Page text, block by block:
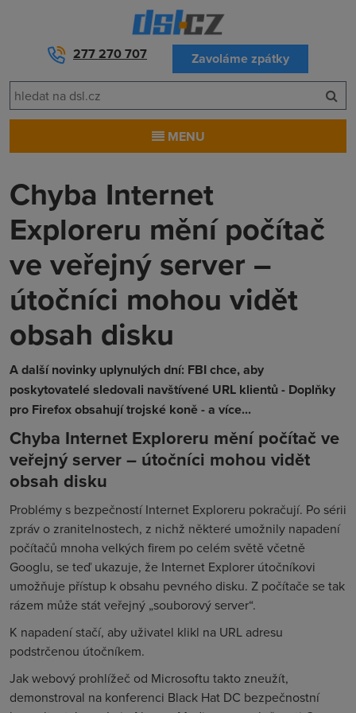
277 270 707 Zavoláme zpátky
MENU
Chyba Internet
Exploreru mění počítač
ve veřejný server –
útočníci mohou vidět
obsah disku
A další novinky uplynulých dní: FBI chce, aby
poskytovatelé sledovali navštívené URL klientů - Doplňky
pro Firefox obsahují trojské koně - a více...
Chyba Internet Exploreru mění počítač ve
veřejný server – útočníci mohou vidět
obsah disku
Problémy s bezpečností Internet Exploreru pokračují. Po sérii
zpráv o zranitelnostech, z nichž některé umožnily napadení
počítačů mnoha velkých firem po celém světě včetně
Googlu, se teď ukazuje, že Internet Explorer útočníkovi
umožňuje přístup k obsahu pevného disku. Z počítače se tak
rázem může stát veřejný „souborový server“.
K napadení stačí, aby uživatel klikl na URL adresu
podstrčenou útočníkem.
Jak webový prohlížeč od Microsoftu takto zneužít,
demonstroval na konferenci Black Hat DC bezpečnostní